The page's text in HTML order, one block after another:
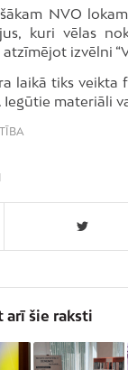
NVO
kuri vēlas
izvēlni
laikā tiks
Iegūtie materiāli
arī šie raksti